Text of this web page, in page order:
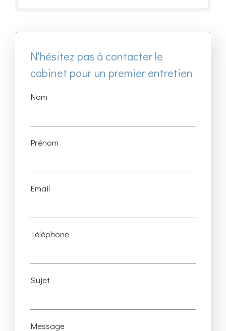
N'hésitez pas à contacter le
cabinet pour un premier entretien
Nom
Prénom
Email
Téléphone
Sujet
Message